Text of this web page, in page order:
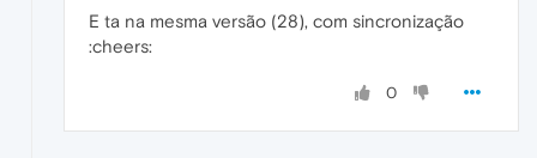
E ta na mesma versão (28), com sincronização
:cheers:
0